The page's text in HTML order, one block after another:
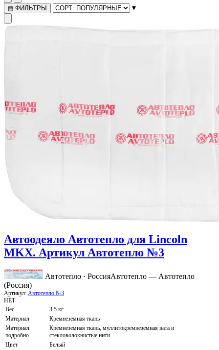
▤ ФИЛЬТРЫ ▾
Автоодеяло Автотепло для Lincoln
MKX. Артикул Автотепло №3
Автотепло · РоссияАвтотепло — Автотепло
(Россия)
Артикул: Автотепло №3
НЕТ
Вес
3.5 кг
Материал
Кремнеземная ткань
Материал
подробно
Кремнеземная ткань, муллитокремнеземная вата и
стекловолокнистые нити.
Цвет
Белый